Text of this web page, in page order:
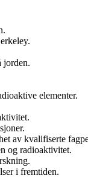
jorden.
elementer.
av kvalifiserte
og radioaktivitet.
i fremtiden.